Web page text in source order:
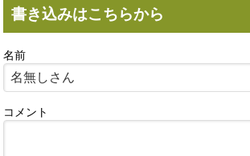
書き込みはこちらから
名前
コメント